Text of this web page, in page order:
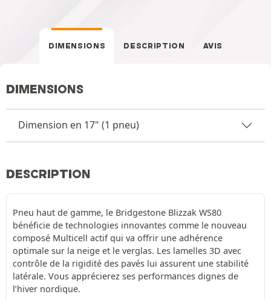
DIMENSIONS DESCRIPTION AVIS
DIMENSIONS
Dimension en 17" (1 pneu)
DESCRIPTION
Pneu haut de gamme, le Bridgestone Blizzak WS80
bénéficie de technologies innovantes comme le nouveau
composé Multicell actif qui va offrir une adhérence
optimale sur la neige et le verglas. Les lamelles 3D avec
contrôle de la rigidité des pavés lui assurent une stabilité
latérale. Vous apprécierez ses performances dignes de
l’hiver nordique.